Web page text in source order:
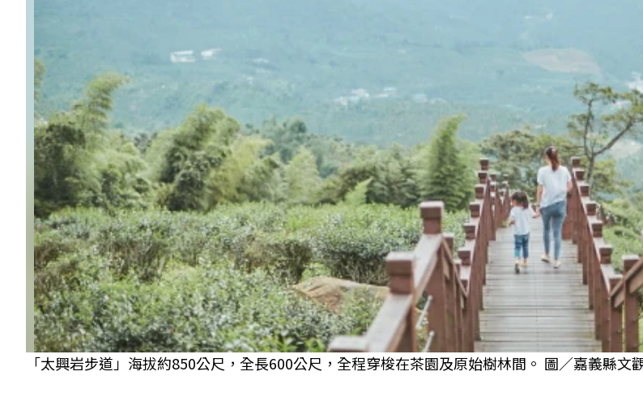
「太興岩步道」海拔約850公尺，全長600公尺，全程穿梭在茶園及原始樹林間。 圖／嘉義縣文